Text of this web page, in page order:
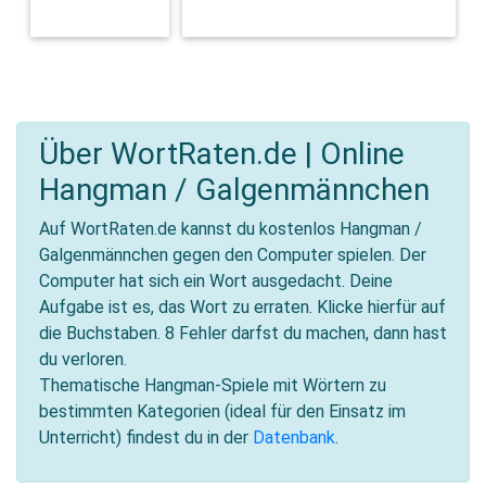
Über WortRaten.de | Online
Hangman / Galgenmännchen
Auf WortRaten.de kannst du kostenlos Hangman /
Galgenmännchen gegen den Computer spielen. Der
Computer hat sich ein Wort ausgedacht. Deine
Aufgabe ist es, das Wort zu erraten. Klicke hierfür auf
die Buchstaben. 8 Fehler darfst du machen, dann hast
du verloren.
Thematische Hangman-Spiele mit Wörtern zu
bestimmten Kategorien (ideal für den Einsatz im
Unterricht) findest du in der Datenbank.